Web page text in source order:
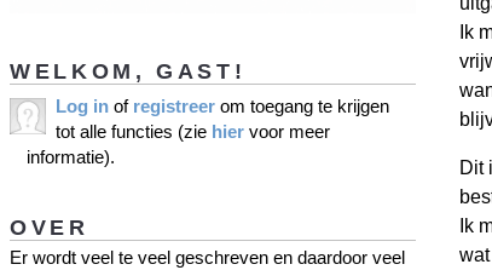
Ik
Dit
Ik
WELKOM, GAST!
Log in of registreer om toegang te krijgen
tot alle functies (zie hier voor meer
informatie).
OVER
Er wordt veel te veel geschreven en daardoor veel